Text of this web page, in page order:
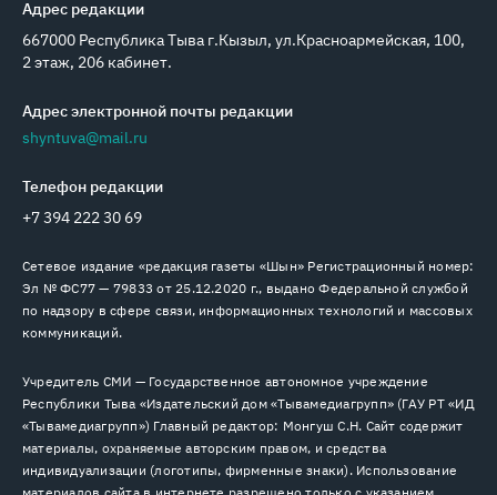
Адрес редакции
667000 Республика Тыва г.Кызыл, ул.Красноармейская, 100,
2 этаж, 206 кабинет.
Адрес электронной почты редакции
shyntuva@mail.ru
Телефон редакции
+7 394 222 30 69
Сетевое издание «редакция газеты «Шын» Регистрационный номер:
Эл № ФС77 — 79833 от 25.12.2020 г., выдано Федеральной службой
по надзору в сфере связи, информационных технологий и массовых
коммуникаций.
Учредитель СМИ — Государственное автономное учреждение
Республики Тыва «Издательский дом «Тывамедиагрупп» (ГАУ РТ «ИД
«Тывамедиагрупп») Главный редактор: Монгуш С.Н. Сайт содержит
материалы, охраняемые авторским правом, и средства
индивидуализации (логотипы, фирменные знаки). Использование